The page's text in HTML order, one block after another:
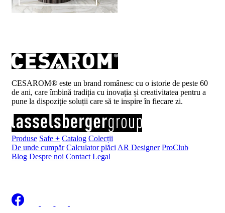
CESAROM® este un brand românesc cu o istorie de peste 60
de ani, care îmbină tradiția cu inovația și creativitatea pentru a
pune la dispoziție soluții care să te inspire în fiecare zi.
Produse Safe + Catalog Colecții
De unde cumpăr Calculator plăci AR Designer ProClub
Blog Despre noi Contact Legal